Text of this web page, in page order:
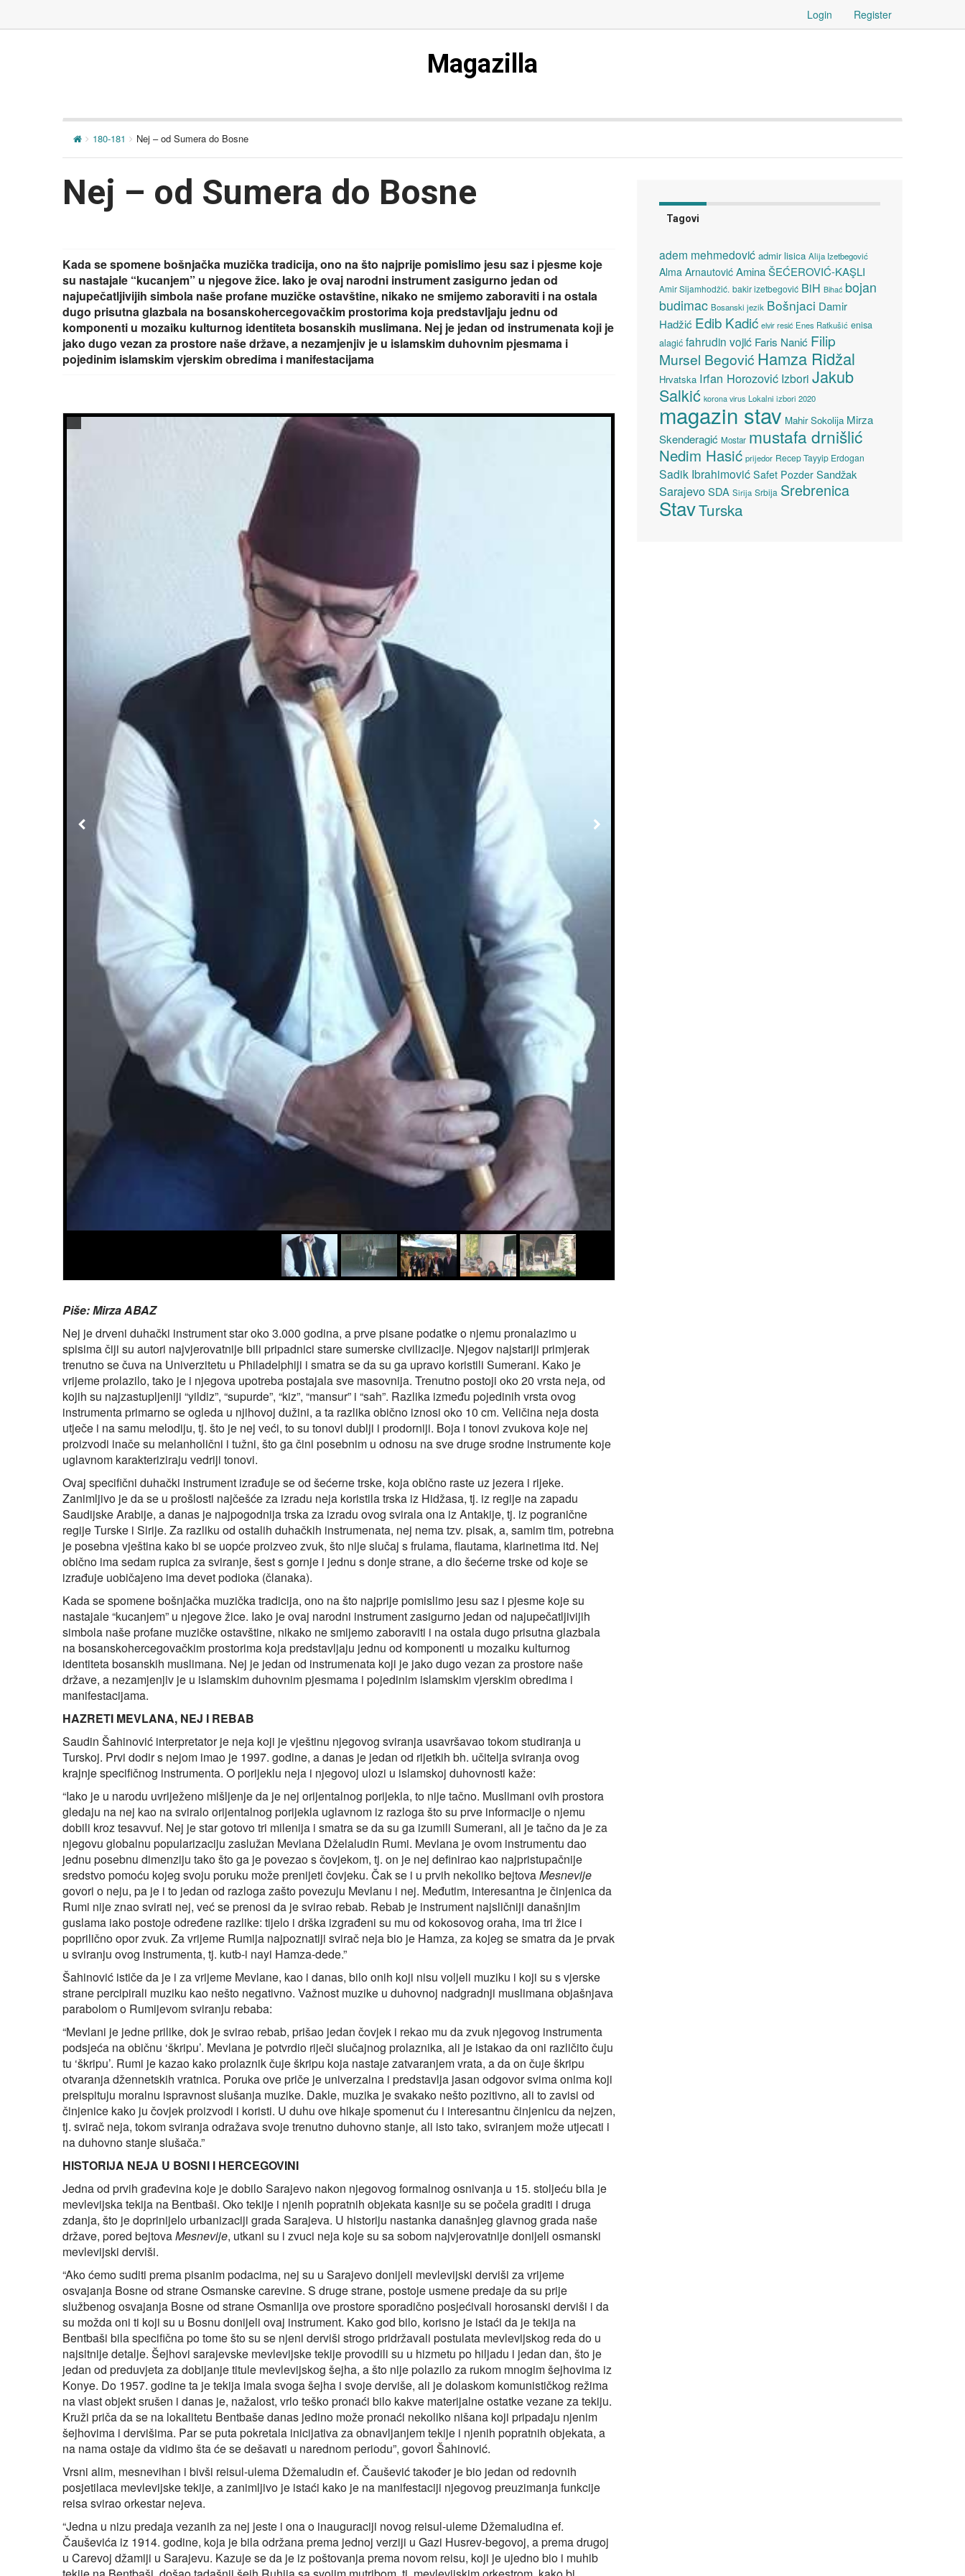
Login Register
Magazilla
180-181 Nej – od Sumera do Bosne
Nej – od Sumera do Bosne
Kada se spomene bošnjačka muzička tradicija, ono na što najprije pomislimo jesu saz i pjesme koje
su nastajale “kucanjem” u njegove žice. Iako je ovaj narodni instrument zasigurno jedan od
najupečatljivijih simbola naše profane muzičke ostavštine, nikako ne smijemo zaboraviti i na ostala
dugo prisutna glazbala na bosanskohercegovačkim prostorima koja predstavljaju jednu od
komponenti u mozaiku kulturnog identiteta bosanskih muslimana. Nej je jedan od instrumenata koji je
jako dugo vezan za prostore naše države, a nezamjenjiv je u islamskim duhovnim pjesmama i
pojedinim islamskim vjerskim obredima i manifestacijama
Piše: Mirza ABAZ
Nej je drveni duhački instrument star oko 3.000 godina, a prve pisane podatke o njemu pronalazimo u
spisima čiji su autori najvjerovatnije bili pripadnici stare sumerske civilizacije. Njegov najstariji primjerak
trenutno se čuva na Univerzitetu u Philadelphiji i smatra se da su ga upravo koristili Sumerani. Kako je
vrijeme prolazilo, tako je i njegova upotreba postajala sve masovnija. Trenutno postoji oko 20 vrsta neja, od
kojih su najzastupljeniji “yildiz”, “supurde”, “kiz”, “mansur” i “sah”. Razlika između pojedinih vrsta ovog
instrumenta primarno se ogleda u njihovoj dužini, a ta razlika obično iznosi oko 10 cm. Veličina neja dosta
utječe i na samu melodiju, tj. što je nej veći, to su tonovi dublji i prodorniji. Boja i tonovi zvukova koje nej
proizvodi inače su melanholični i tužni, što ga čini posebnim u odnosu na sve druge srodne instrumente koje
uglavnom karakteriziraju vedriji tonovi.
Ovaj specifični duhački instrument izrađuje se od šećerne trske, koja obično raste uz jezera i rijeke.
Zanimljivo je da se u prošlosti najčešće za izradu neja koristila trska iz Hidžasa, tj. iz regije na zapadu
Saudijske Arabije, a danas je najpogodnija trska za izradu ovog svirala ona iz Antakije, tj. iz pogranične
regije Turske i Sirije. Za razliku od ostalih duhačkih instrumenata, nej nema tzv. pisak, a, samim tim, potrebna
je posebna vještina kako bi se uopće proizveo zvuk, što nije slučaj s frulama, flautama, klarinetima itd. Nej
obično ima sedam rupica za sviranje, šest s gornje i jednu s donje strane, a dio šećerne trske od koje se
izrađuje uobičajeno ima devet podioka (članaka).
Kada se spomene bošnjačka muzička tradicija, ono na što najprije pomislimo jesu saz i pjesme koje su
nastajale “kucanjem” u njegove žice. Iako je ovaj narodni instrument zasigurno jedan od najupečatljivijih
simbola naše profane muzičke ostavštine, nikako ne smijemo zaboraviti i na ostala dugo prisutna glazbala
na bosanskohercegovačkim prostorima koja predstavljaju jednu od komponenti u mozaiku kulturnog
identiteta bosanskih muslimana. Nej je jedan od instrumenata koji je jako dugo vezan za prostore naše
države, a nezamjenjiv je u islamskim duhovnim pjesmama i pojedinim islamskim vjerskim obredima i
manifestacijama.
HAZRETI MEVLANA, NEJ I REBAB
Saudin Šahinović interpretator je neja koji je vještinu njegovog sviranja usavršavao tokom studiranja u
Turskoj. Prvi dodir s nejom imao je 1997. godine, a danas je jedan od rijetkih bh. učitelja sviranja ovog
krajnje specifičnog instrumenta. O porijeklu neja i njegovoj ulozi u islamskoj duhovnosti kaže:
“Iako je u narodu uvriježeno mišljenje da je nej orijentalnog porijekla, to nije tačno. Muslimani ovih prostora
gledaju na nej kao na sviralo orijentalnog porijekla uglavnom iz razloga što su prve informacije o njemu
dobili kroz tesavvuf. Nej je star gotovo tri milenija i smatra se da su ga izumili Sumerani, ali je tačno da je za
njegovu globalnu popularizaciju zaslužan Mevlana Dželaludin Rumi. Mevlana je ovom instrumentu dao
jednu posebnu dimenziju tako što ga je povezao s čovjekom, tj. on je nej definirao kao najpristupačnije
sredstvo pomoću kojeg svoju poruku može prenijeti čovjeku. Čak se i u prvih nekoliko bejtovaMesnevije
govori o neju, pa je i to jedan od razloga zašto povezuju Mevlanu i nej. Međutim, interesantna je činjenica da
Rumi nije znao svirati nej, već se prenosi da je svirao rebab. Rebab je instrument najsličniji današnjim
guslama iako postoje određene razlike: tijelo i drška izgrađeni su mu od kokosovog oraha, ima tri žice i
poprilično opor zvuk. Za vrijeme Rumija najpoznatiji svirač neja bio je Hamza, za kojeg se smatra da je prvak
u sviranju ovog instrumenta, tj. kutb-i nayi Hamza-dede.”
Šahinović ističe da je i za vrijeme Mevlane, kao i danas, bilo onih koji nisu voljeli muziku i koji su s vjerske
strane percipirali muziku kao nešto negativno. Važnost muzike u duhovnoj nadgradnji muslimana objašnjava
parabolom o Rumijevom sviranju rebaba:
“Mevlani je jedne prilike, dok je svirao rebab, prišao jedan čovjek i rekao mu da zvuk njegovog instrumenta
podsjeća na običnu ‘škripu’. Mevlana je potvrdio riječi slučajnog prolaznika, ali je istakao da oni različito čuju
tu ‘škripu’. Rumi je kazao kako prolaznik čuje škripu koja nastaje zatvaranjem vrata, a da on čuje škripu
otvaranja džennetskih vratnica. Poruka ove priče je univerzalna i predstavlja jasan odgovor svima onima koji
preispituju moralnu ispravnost slušanja muzike. Dakle, muzika je svakako nešto pozitivno, ali to zavisi od
činjenice kako ju čovjek proizvodi i koristi. U duhu ove hikaje spomenut ću i interesantnu činjenicu da nejzen,
tj. svirač neja, tokom sviranja odražava svoje trenutno duhovno stanje, ali isto tako, sviranjem može utjecati i
na duhovno stanje slušača.”
HISTORIJA NEJA U BOSNI I HERCEGOVINI
Jedna od prvih građevina koje je dobilo Sarajevo nakon njegovog formalnog osnivanja u 15. stoljeću bila je
mevlevijska tekija na Bentbaši. Oko tekije i njenih popratnih objekata kasnije su se počela graditi i druga
zdanja, što je doprinijelo urbanizaciji grada Sarajeva. U historiju nastanka današnjeg glavnog grada naše
države, pored bejtovaMesnevije, utkani su i zvuci neja koje su sa sobom najvjerovatnije donijeli osmanski
mevlevijski derviši.
“Ako ćemo suditi prema pisanim podacima, nej su u Sarajevo donijeli mevlevijski derviši za vrijeme
osvajanja Bosne od strane Osmanske carevine. S druge strane, postoje usmene predaje da su prije
službenog osvajanja Bosne od strane Osmanlija ove prostore sporadično posjećivali horosanski derviši i da
su možda oni ti koji su u Bosnu donijeli ovaj instrument. Kako god bilo, korisno je istaći da je tekija na
Bentbaši bila specifična po tome što su se njeni derviši strogo pridržavali postulata mevlevijskog reda do u
najsitnije detalje. Šejhovi sarajevske mevlevijske tekije provodili su u hizmetu po hiljadu i jedan dan, što je
jedan od preduvjeta za dobijanje titule mevlevijskog šejha, a što nije polazilo za rukom mnogim šejhovima iz
Konye. Do 1957. godine ta je tekija imala svoga šejha i svoje derviše, ali je dolaskom komunističkog režima
na vlast objekt srušen i danas je, nažalost, vrlo teško pronaći bilo kakve materijalne ostatke vezane za tekiju.
Kruži priča da se na lokalitetu Bentbaše danas jedino može pronaći nekoliko nišana koji pripadaju njenim
šejhovima i dervišima. Par se puta pokretala inicijativa za obnavljanjem tekije i njenih popratnih objekata, a
na nama ostaje da vidimo šta će se dešavati u narednom periodu”, govori Šahinović.
Vrsni alim, mesnevihan i bivši reisul-ulema Džemaludin ef. Čaušević također je bio jedan od redovnih
posjetilaca mevlevijske tekije, a zanimljivo je istaći kako je na manifestaciji njegovog preuzimanja funkcije
reisa svirao orkestar nejeva.
“Jedna u nizu predaja vezanih za nej jeste i ona o inauguraciji novog reisul-uleme Džemaludina ef.
Čauševića iz 1914. godine, koja je bila održana prema jednoj verziji u Gazi Husrev-begovoj, a prema drugoj
u Carevoj džamiji u Sarajevu. Kazuje se da je iz poštovanja prema novom reisu, koji je ujedno bio i muhib
Tagovi
adem mehmedović admir lisica Alija Izetbegović
Alma Arnautović Amina ŠEĆEROVIĆ-KAŞLI
Amir Sijamhodžić. bakir izetbegović BiH Bihać bojan
budimac Bosanski jezik Bošnjaci Damir
Hadžić Edib Kadić elvir resić Enes Ratkušić enisa
alagić fahrudin vojić Faris Nanić Filip
Mursel Begović Hamza Ridžal
Hrvatska Irfan Horozović Izbori Jakub
Salkić korona virus Lokalni izbori 2020
magazin stav Mahir Sokolija Mirza
Skenderagić Mostar mustafa drnišlić
Nedim Hasić prijedor Recep Tayyip Erdogan
Sadik Ibrahimović Safet Pozder Sandžak
SarajevoSDA Sirija Srbija Srebrenica
StavTurska